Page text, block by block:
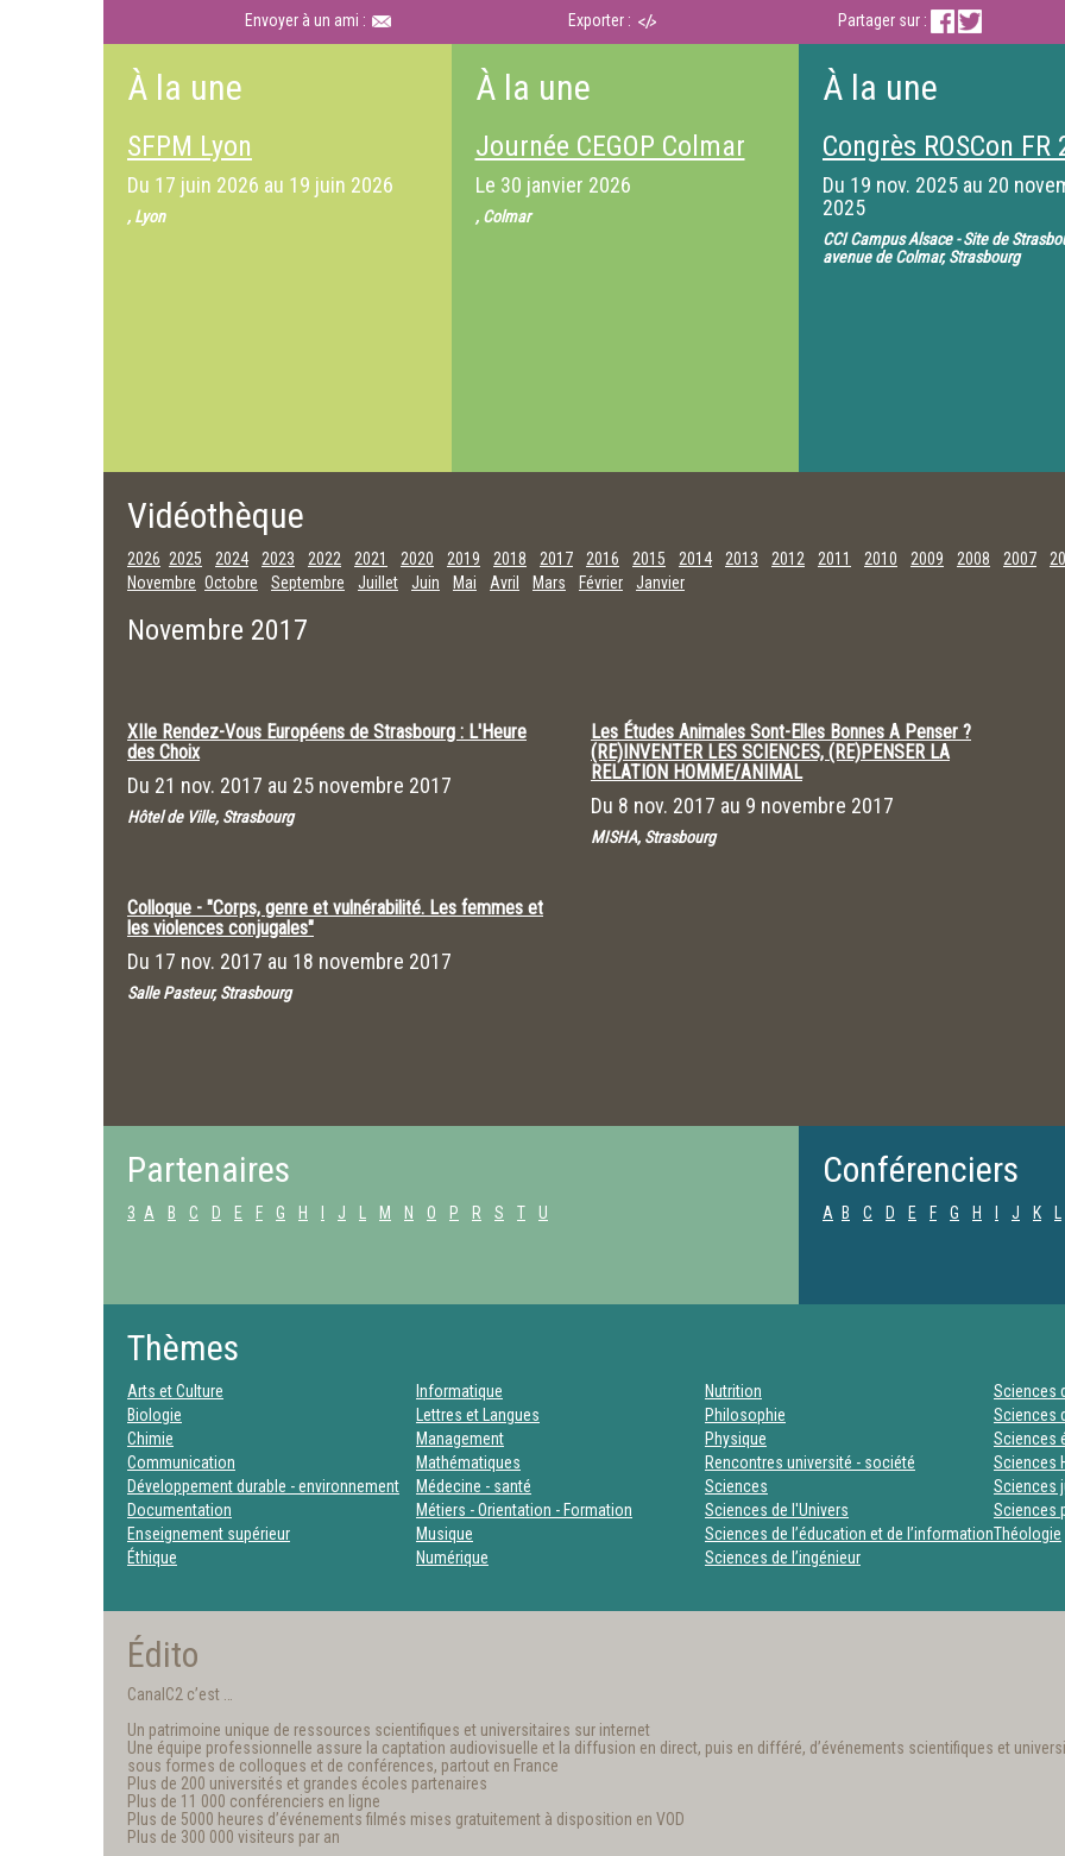
Envoyer à un ami : Exporter : Partager sur :
À la une
SFPM Lyon
Du 17 juin 2026 au 19 juin 2026
, Lyon
À la une
Journée CEGOP Colmar
Le 30 janvier 2026
, Colmar
À la une
Congrès ROSCon FR
Du 19 nov. 2025 au 20
2025
CCI Campus Alsace - Site de
avenue de Colmar, Strasbourg
Vidéothèque
2026 2025 2024 2023 2022 2021 2020 2019 2018 2017 2016 2015 2014 2013 2012 2011 2010 2009 2008 2007
Novembre Octobre Septembre Juillet Juin Mai Avril Mars Février Janvier
Novembre 2017
XIIe Rendez-Vous Européens de Strasbourg : L'Heure
des Choix
Du 21 nov. 2017 au 25 novembre 2017
Hôtel de Ville, Strasbourg
Colloque - "Corps, genre et vulnérabilité. Les femmes et
les violences conjugales"
Du 17 nov. 2017 au 18 novembre 2017
Salle Pasteur, Strasbourg
Les Études Animales Sont-Elles Bonnes A Penser ?
(RE)INVENTER LES SCIENCES, (RE)PENSER LA
RELATION HOMME/ANIMAL
Du 8 nov. 2017 au 9 novembre 2017
MISHA, Strasbourg
Partenaires
3 A B C D E F G H J M N O P R S T U
Conférenciers
A B C D E F G H J K
Thèmes
Arts et Culture
Biologie
Chimie
Communication
Développement durable - environnement
Documentation
Enseignement supérieur
Éthique
Informatique
Lettres et Langues
Management
Mathématiques
Médecine - santé
Métiers - Orientation - Formation
Musique
Numérique
Nutrition
Philosophie
Physique
Rencontres université - société
Sciences
Sciences de l'Univers
Sciences de l’éducation et de l’information
Sciences de l’ingénieur
Sciences
Sciences
Sciences
Sciences
Sciences
Sciences
Théologie
Édito
CanalC2 c’est …
Un patrimoine unique de ressources scientifiques et universitaires sur internet
Une équipe professionnelle assure la captation audiovisuelle et la diffusion en direct, puis en différé, d’événements scientifiques et
sous formes de colloques et de conférences, partout en France
Plus de 200 universités et grandes écoles partenaires
Plus de 11 000 conférenciers en ligne
Plus de 5000 heures d’événements filmés mises gratuitement à disposition en VOD
Plus de 300 000 visiteurs par an